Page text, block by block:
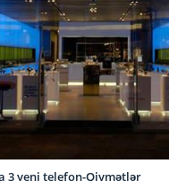
3 yeni telefon-Qiymətlər